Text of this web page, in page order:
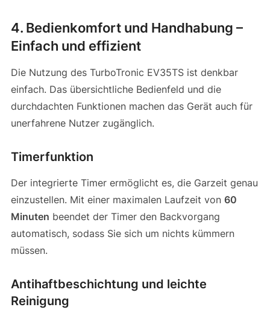
4. Bedienkomfort und Handhabung –
Einfach und effizient
Die Nutzung des TurboTronic EV35TS ist denkbar
einfach. Das übersichtliche Bedienfeld und die
durchdachten Funktionen machen das Gerät auch für
unerfahrene Nutzer zugänglich.
Timerfunktion
Der integrierte Timer ermöglicht es, die Garzeit genau
einzustellen. Mit einer maximalen Laufzeit von 60
Minuten beendet der Timer den Backvorgang
automatisch, sodass Sie sich um nichts kümmern
müssen.
Antihaftbeschichtung und leichte
Reinigung